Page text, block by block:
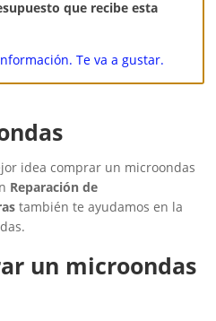
que recibe esta
Te va a gustar.
idea comprar un microondas
Reparación de
también te ayudamos en la
un microondas